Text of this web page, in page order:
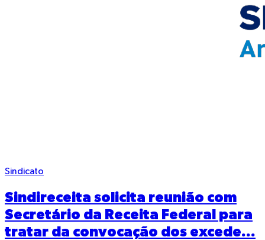
Sindicato
Sindireceita solicita reunião com
Secretário da Receita Federal para
tratar da convocação dos excede...